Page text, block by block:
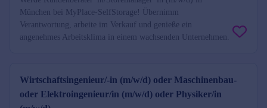
München bei MyPlace-SelfStorage! Übernimm
Verantwortung, arbeite im Verkauf und genieße ein
angenehmes Arbeitsklima in einem wachsenden Unternehmen.
Wirtschaftsingenieur/-in (m/w/d) oder Maschinenbau-
oder Elektroingenieur/in (m/w/d) oder Physiker/in